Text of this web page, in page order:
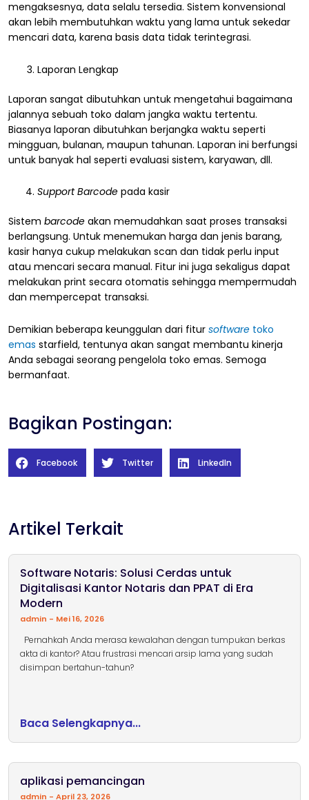
mengaksesnya, data selalu tersedia. Sistem konvensional
akan lebih membutuhkan waktu yang lama untuk sekedar
mencari data, karena basis data tidak terintegrasi.
Laporan Lengkap
Laporan sangat dibutuhkan untuk mengetahui bagaimana
jalannya sebuah toko dalam jangka waktu tertentu.
Biasanya laporan dibutuhkan berjangka waktu seperti
mingguan, bulanan, maupun tahunan. Laporan ini berfungsi
untuk banyak hal seperti evaluasi sistem, karyawan, dll.
Support Barcode pada kasir
Sistem barcode akan memudahkan saat proses transaksi
berlangsung. Untuk menemukan harga dan jenis barang,
kasir hanya cukup melakukan scan dan tidak perlu input
atau mencari secara manual. Fitur ini juga sekaligus dapat
melakukan print secara otomatis sehingga mempermudah
dan mempercepat transaksi.
Demikian beberapa keunggulan dari fitur software toko
emas starfield, tentunya akan sangat membantu kinerja
Anda sebagai seorang pengelola toko emas. Semoga
bermanfaat.
Bagikan Postingan:
Facebook Twitter LinkedIn
Artikel Terkait
Software Notaris: Solusi Cerdas untuk
Digitalisasi Kantor Notaris dan PPAT di Era
Modern
admin Mei 16, 2026
Pernahkah Anda merasa kewalahan dengan tumpukan berkas
akta di kantor? Atau frustrasi mencari arsip lama yang sudah
disimpan bertahun-tahun?
Baca Selengkapnya...
aplikasi pemancingan
admin April 23, 2026